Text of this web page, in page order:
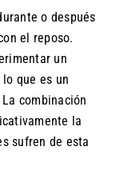
o después
el reposo.
un
que es un
combinación
la
sufren de esta